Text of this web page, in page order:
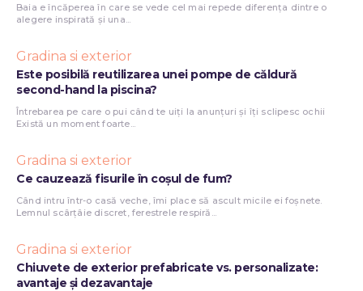
Baia e încăperea în care se vede cel mai repede diferența dintre o
alegere inspirată și una...
Gradina si exterior
Este posibilă reutilizarea unei pompe de căldură
second-hand la piscina?
Întrebarea pe care o pui când te uiți la anunțuri și îți sclipesc ochii
Există un moment foarte...
Gradina si exterior
Ce cauzează fisurile în coșul de fum?
Când intru într-o casă veche, îmi place să ascult micile ei foșnete.
Lemnul scârțâie discret, ferestrele respiră...
Gradina si exterior
Chiuvete de exterior prefabricate vs. personalizate:
avantaje și dezavantaje